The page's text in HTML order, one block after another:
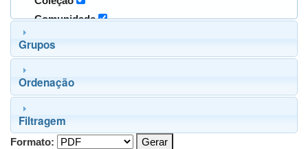
Comunidade
Grupos
Ordenação
Filtragem
Formato: